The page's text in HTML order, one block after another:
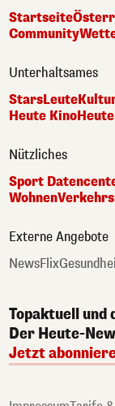
Startseite
Community
Unterhaltsames
StarsLeute
Heute Kino
Nützliches
Sport
Wohnen
Externe Angebote
NewsFlix
Topaktuell und
Der Heute-
Jetzt